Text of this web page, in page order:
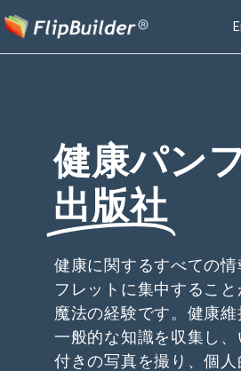
健康パン
出版社
健康に関するすべての
フレットに集中するこ
魔法の経験です。健康
一般的な知識を収集し
付きの写真を撮り、個